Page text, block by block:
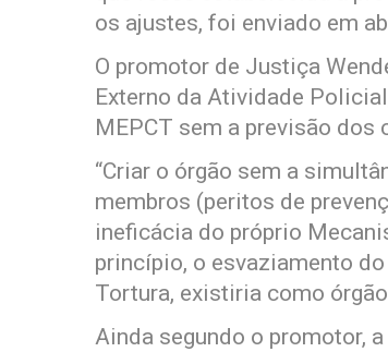
os ajustes, foi enviado em
O promotor de Justiça
Externo da Atividade
MEPCT sem a previsão dos
“Criar o órgão sem a
membros (peritos de
ineficácia do próprio
princípio, o esvaziamento
Tortura, existiria como
Ainda segundo o promotor,